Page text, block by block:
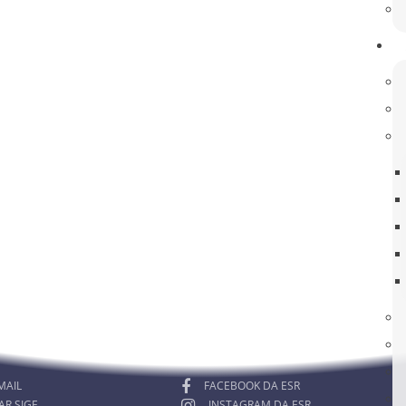
FACEBOOK DA ESR